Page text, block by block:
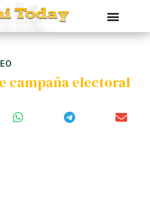
campaña electoral